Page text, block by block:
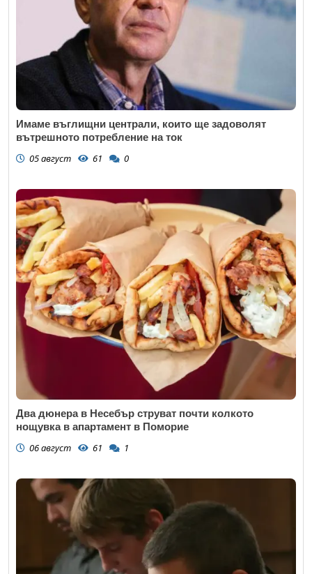
Имаме въглищни централи, които ще задоволят
вътрешното потребление на ток
05 август 61 0
Два дюнера в Несебър струват почти колкото
нощувка в апартамент в Поморие
06 август 61 1